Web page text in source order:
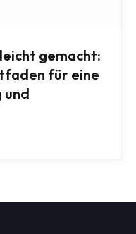
gemacht:
für eine
und